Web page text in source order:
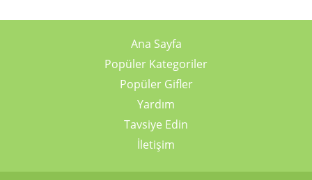
Ana Sayfa
Popüler Kategoriler
Popüler Gifler
Yardım
Tavsiye Edin
İletişim